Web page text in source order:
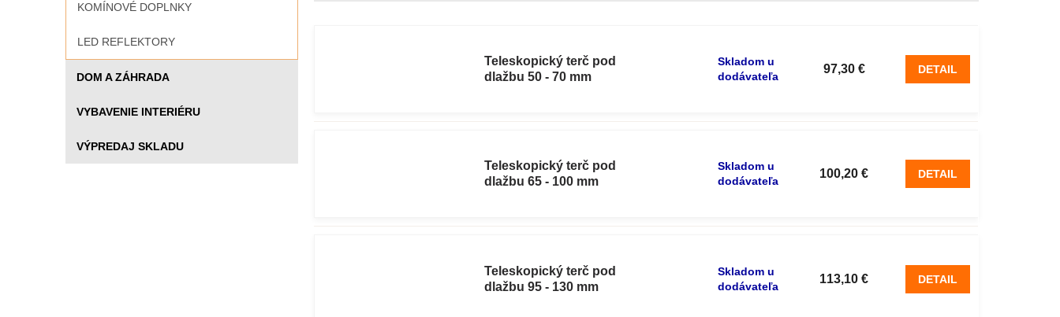
KOMÍNOVÉ DOPLNKY
LED REFLEKTORY
DOM A ZÁHRADA
VYBAVENIE INTERIÉRU
VÝPREDAJ SKLADU
Teleskopický terč pod
dlažbu 50 - 70 mm
97,30 €
Skladom u
dodávateľa
DETAIL
Teleskopický terč pod
dlažbu 65 - 100 mm
100,20 €
Skladom u
dodávateľa
DETAIL
Teleskopický terč pod
dlažbu 95 - 130 mm
113,10 €
Skladom u
dodávateľa
DETAIL